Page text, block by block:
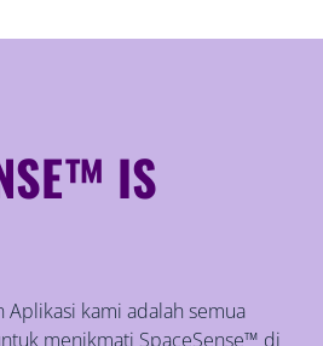
IS
Aplikasi kami adalah semua
menikmati SpaceSense™ di